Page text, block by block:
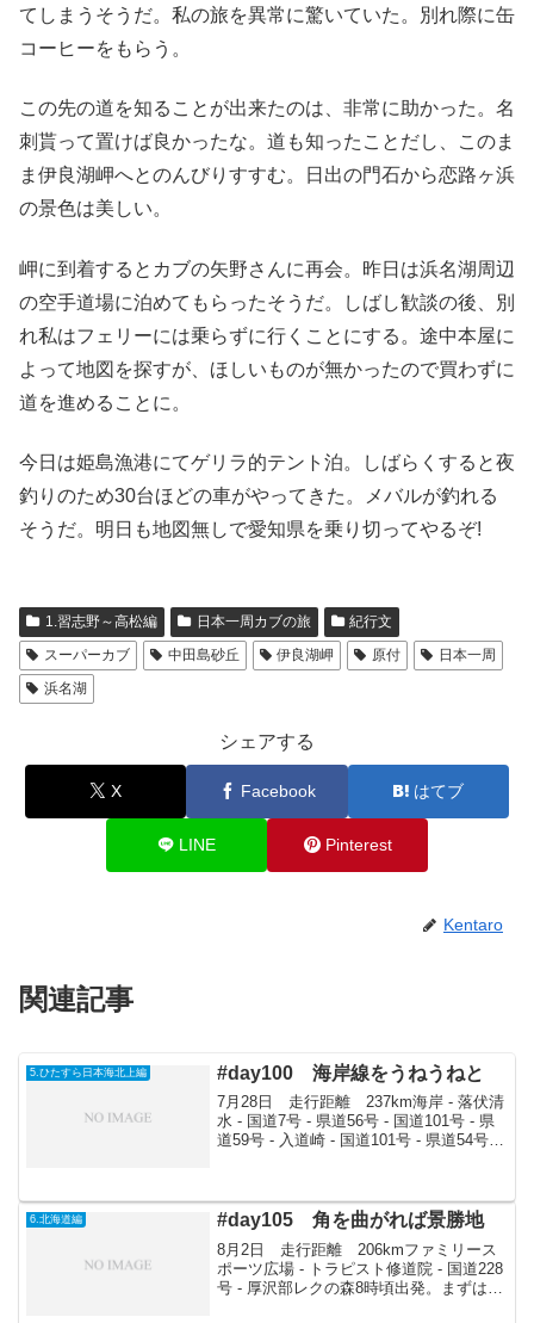
てしまうそうだ。私の旅を異常に驚いていた。別れ際に缶
コーヒーをもらう。
この先の道を知ることが出来たのは、非常に助かった。名
刺貰って置けば良かったな。道も知ったことだし、このま
ま伊良湖岬へとのんびりすすむ。日出の門石から恋路ヶ浜
の景色は美しい。
岬に到着するとカブの矢野さんに再会。昨日は浜名湖周辺
の空手道場に泊めてもらったそうだ。しばし歓談の後、別
れ私はフェリーには乗らずに行くことにする。途中本屋に
よって地図を探すが、ほしいものが無かったので買わずに
道を進めることに。
今日は姫島漁港にてゲリラ的テント泊。しばらくすると夜
釣りのため30台ほどの車がやってきた。メバルが釣れる
そうだ。明日も地図無しで愛知県を乗り切ってやるぞ!
1.習志野～高松編 日本一周カブの旅
紀行文
スーパーカブ
中田島砂丘 伊良湖岬 原付
日本一周
浜名湖
シェアする
X Facebook はてブ
LINE Pinterest
Kentaro
関連記事
5.ひたすら日本海北上編 #day100 海岸線をうねうねと
7月28日 走行距離 237km海岸 - 落伏清
水 - 国道7号 - 県道56号 - 国道101号 - 県
道59号 - 入道崎 - 国道101号 - 県道54号 -
る。海...
6.北海道編 #day105 角を曲がれば景勝地
8月2日 走行距離 206kmファミリース
ポーツ広場 - トラピスト修道院 - 国道228
号 - 厚沢部レクの森8時頃出発。まずは戻